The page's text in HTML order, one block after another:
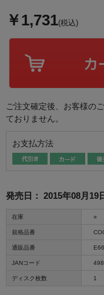
￥1,731(税込)
ご注文確定後、お客様の
ておりません。
お支払方法
発売日： 2015年08月19
在庫 ○
規格品番
通販品番
JANコード
ディスク枚数 1